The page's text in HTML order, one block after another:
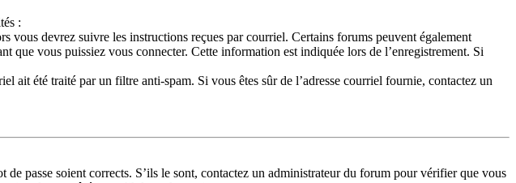
:
vous devrez suivre les instructions reçues par courriel. Certains forums peuvent également
que vous puissiez vous connecter. Cette information est indiquée lors de l’enregistrement. Si
ait été traité par un filtre anti-spam. Si vous êtes sûr de l’adresse courriel fournie, contactez un
passe soient corrects. S’ils le sont, contactez un administrateur du forum pour vérifier que vous